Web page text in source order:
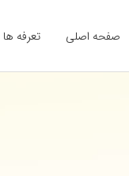
صفحه اصلی تعرفه ها